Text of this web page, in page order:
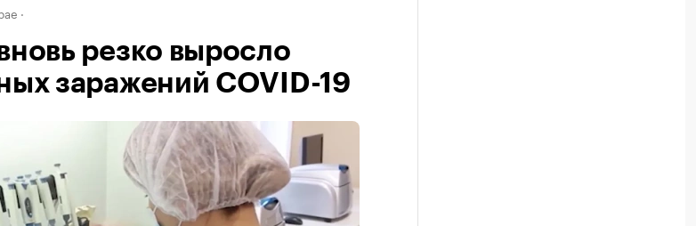
резко выросло
заражений COVID-19